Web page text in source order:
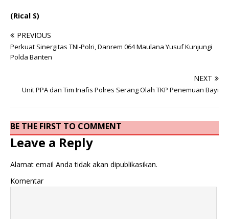
(Rical S)
PREVIOUS
Perkuat Sinergitas TNI-Polri, Danrem 064 Maulana Yusuf Kunjungi
Polda Banten
NEXT
Unit PPA dan Tim Inafis Polres Serang Olah TKP Penemuan Bayi
BE THE FIRST TO COMMENT
Leave a Reply
Alamat email Anda tidak akan dipublikasikan.
Komentar